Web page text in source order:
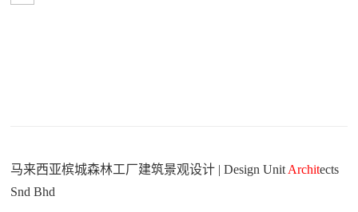
马来西亚槟城森林工厂建筑景观设计 | Design Unit Architects
Snd Bhd